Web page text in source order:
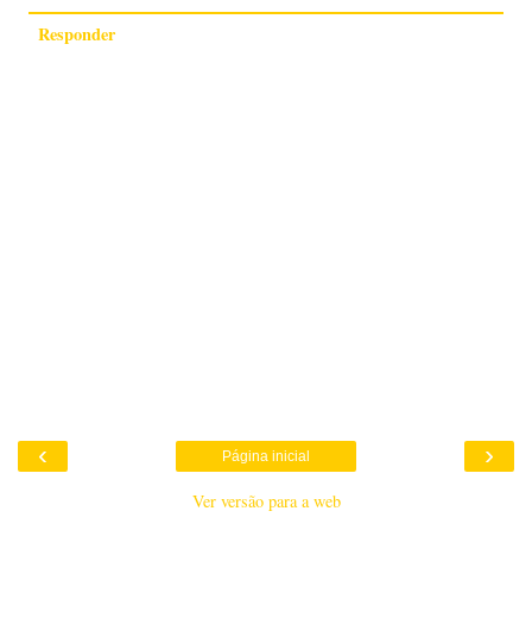
Responder
‹ ›
Página inicial
Ver versão para a web